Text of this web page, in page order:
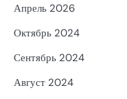
Апрель 2026
Октябрь 2024
Сентябрь 2024
Август 2024